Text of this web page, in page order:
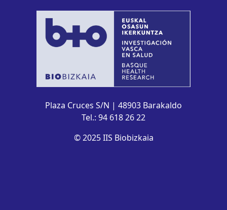
Plaza Cruces S/N | 48903 Barakaldo
Tel.: 94 618 26 22
© 2025 IIS Biobizkaia